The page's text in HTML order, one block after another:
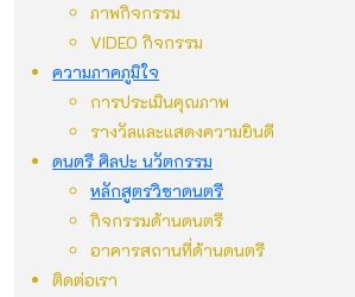
ภาพกิจกรรม
VIDEO กิจกรรม
ความภาคภูมิใจ
การประเมินคุณภาพ
รางวัลและแสดงความยินดี
ดนตรี ศิลปะ นวัตกรรม
หลักสูตรวิชาดนตรี
กิจกรรมด้านดนตรี
อาคารสถานที่ด้านดนตรี
ติดต่อเรา